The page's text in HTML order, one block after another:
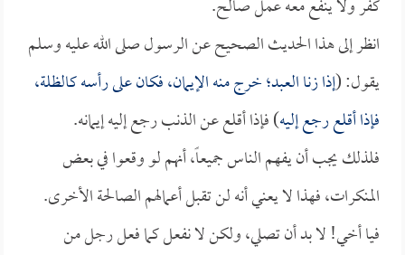
كفر ولا ينفع معه عمل صالح.
انظر إلى هذا الحديث الصحيح عن الرسول صلى الله عليه وسلم
يقول: (إذا زنا العبد؛ خرج منه الإيمان، فكان على رأسه كالظلة،
فإذا أقلع رجع إليه) فإذا أقلع عن الذنب رجع إليه إيمانه.
فلذلك يجب أن يفهم الناس جميعاً، أنهم لو وقعوا في بعض
المنكرات، فهذا لا يعني أنه لن تقبل أعمالهم الصالحة الأخرى.
فيا أخي! لا بد أن تصلي، ولكن لا نفعل كما فعل رجل من